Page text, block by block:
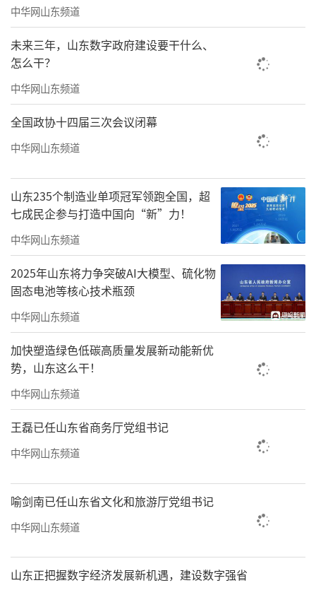
同时，各县市区结合辖区实际，分别开展
形式多样的安全教育活动。德州市德城区、乐
陵市充分发挥“校外消防安全辅导员”作用，
深入校园开展火灾案例警示与常识宣讲，用通
俗易懂的语言向师生讲解日常防火注意事项；
天衢新区、庆云县则重点组织模拟疏散演练，
消防宣传员手把手指导师生正确使用灭火器
材，帮助大家在实践中掌握“提、拔、握、
压”的操作要领；德州市禹城市通过开放消防
车辆装备供师生观摩体验，组织学生试穿战斗
服、乘坐消防车，让孩子们近距离感受消防员
的工作日常；夏津县依托消防科普教育基地，
组织学生体验模拟报警、烟雾通道逃生等项
中华网山东频道
未来三年，山东数字政府建设要干什么、
怎么干？
中华网山东频道
全国政协十四届三次会议闭幕
中华网山东频道
山东235个制造业单项冠军领跑全国，超
七成民企参与打造中国向“新”力！
中华网山东频道
2025年山东将力争突破AI大模型、硫化物
固态电池等核心技术瓶颈
中华网山东频道
加快塑造绿色低碳高质量发展新动能新优
势，山东这么干！
中华网山东频道
王磊已任山东省商务厅党组书记
中华网山东频道
喻剑南已任山东省文化和旅游厅党组书记
中华网山东频道
山东正把握数字经济发展新机遇，建设数字强省